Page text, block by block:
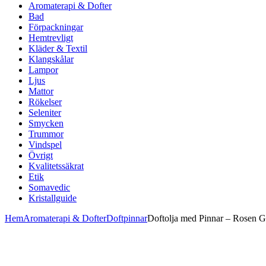
Aromaterapi & Dofter
Bad
Förpackningar
Hemtrevligt
Kläder & Textil
Klangskålar
Lampor
Ljus
Mattor
Rökelser
Seleniter
Smycken
Trummor
Vindspel
Övrigt
Kvalitetssäkrat
Etik
Somavedic
Kristallguide
HemAromaterapi & DofterDoftpinnarDoftolja med Pinnar – Rosen